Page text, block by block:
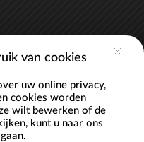
van cookies
uw online privacy,
cookies worden
wilt bewerken of de
kunt u naar ons
gaan.